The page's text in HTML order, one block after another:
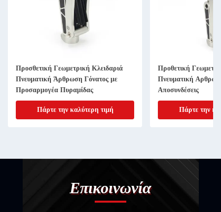
Προσθετική Γεωμετρική Κλειδαριά
Πνευματική Άρθρωση Γόνατος με
Προσαρμογέα Πυραμίδας
Πάρτε την καλύτερη τιμή
Προθετική
Πνευματική
Αποσυνδέσεις
Πάρτε την
Επικοινωνία